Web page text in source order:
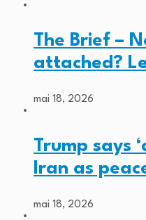
The Brief –
attached?
mai 18, 2026
Trump says
Iran as
mai 18, 2026